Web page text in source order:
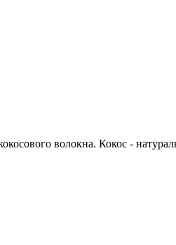
волокна. Кокос -